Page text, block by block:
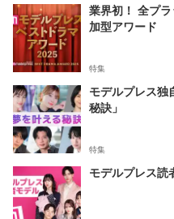
業界初！ 全プ
加型アワード
特集
モデルプレス独
秘訣」
特集
モデルプレス読